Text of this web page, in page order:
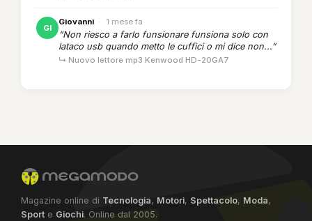
GI
Giovanni · 1 mese fa
“Non riesco a farlo funsionare funsiona solo con
lataco usb quando metto le cuffici o mi dice non...”
↳ Nuovo lettore mp3 Kenwood HD-20GA7
Magazine online di Tecnologia, Motori, Spettacolo, Moda,
Sport e Giochi. Online dal 2005.